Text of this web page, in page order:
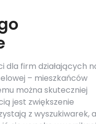
dla firm działających
– mieszkańców
można skuteczniej
jest zwiększenie
z wyszukiwarek,